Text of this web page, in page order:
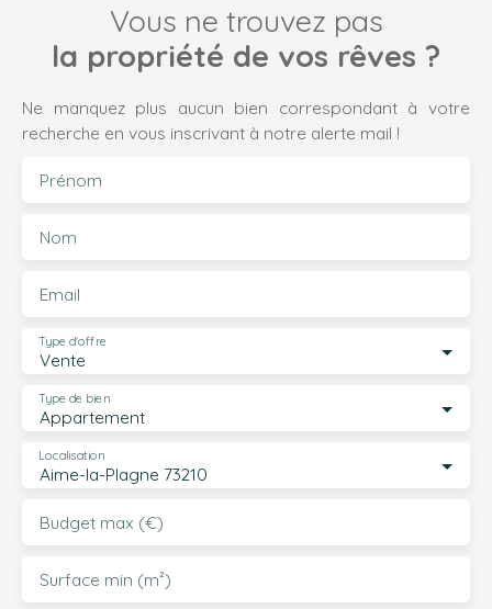
Vous ne trouvez pas
la propriété de vos rêves ?
Ne manquez plus aucun bien correspondant à votre
recherche en vous inscrivant à notre alerte mail !
Prénom
Nom
Email
Vente
Type d'offre
Appartement
Type de bien
Aime-la-Plagne 73210
Localisation
Budget max (€)
Surface min (m²)